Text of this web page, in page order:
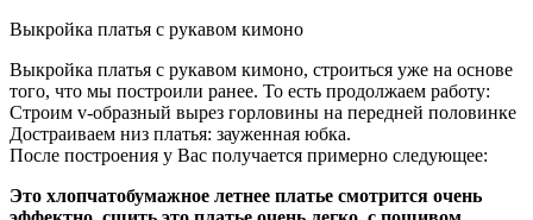
Выкройка платья с рукавом кимоно
Выкройка платья с рукавом кимоно, строиться уже на основе
того, что мы построили ранее. То есть продолжаем работу:
Строим v-образный вырез горловины на передней половинке
Достраиваем низ платья: зауженная юбка.
После построения у Вас получается примерно следующее:
Это хлопчатобумажное летнее платье смотрится очень